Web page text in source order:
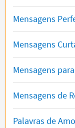
Mensagens
Mensagens
Mensagens
Mensagens de
Palavras de